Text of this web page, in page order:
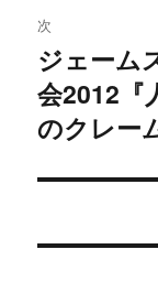
ゲ
ー
シ
稿:
次
次
の
投
ジェーム
会2012
のクレー